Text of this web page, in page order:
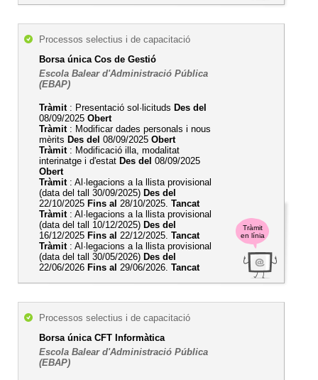
Tràmit
en línia
Processos selectius i de capacitació
Borsa única Cos de Gestió
Escola Balear d'Administració Pública
(EBAP)
Tràmit: Presentació sol·licituds Des del
08/09/2025 Obert
Tràmit: Modificar dades personals i nous
mèrits Des del 08/09/2025 Obert
Tràmit: Modificació illa, modalitat
interinatge i d'estat Des del 08/09/2025
Obert
Tràmit: Al·legacions a la llista provisional
(data del tall 30/09/2025) Des del
22/10/2025 Fins al 28/10/2025. Tancat
Tràmit: Al·legacions a la llista provisional
(data del tall 10/12/2025) Des del
16/12/2025 Fins al 22/12/2025. Tancat
Tràmit: Al·legacions a la llista provisional
(data del tall 30/05/2026) Des del
22/06/2026 Fins al 29/06/2026. Tancat
Processos selectius i de capacitació
Borsa única CFT Informàtica
Escola Balear d'Administració Pública
(EBAP)